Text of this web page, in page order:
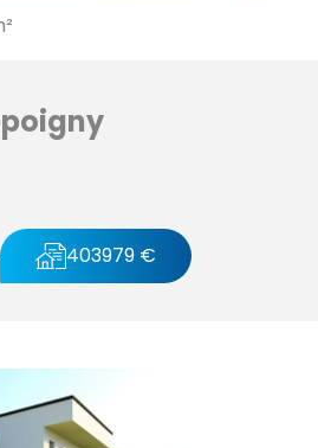
403979 €